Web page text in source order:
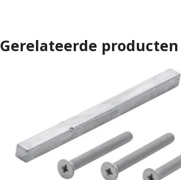
Gerelateerde producten